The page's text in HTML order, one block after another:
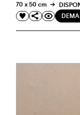
70 x 50 cm